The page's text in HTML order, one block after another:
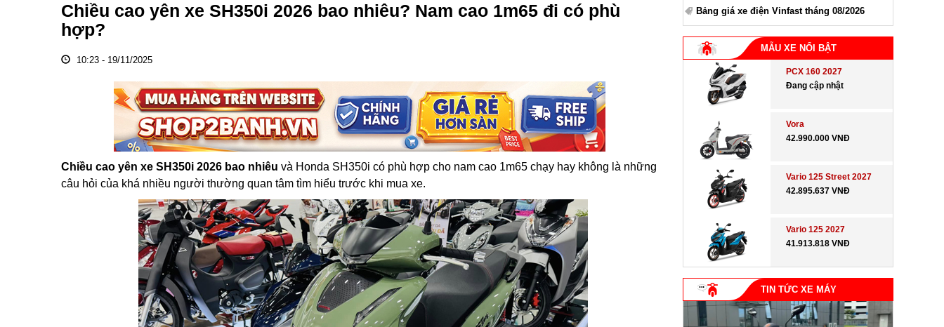
Chiều cao yên xe SH350i 2026 bao nhiêu? Nam cao 1m65 đi có phù
hợp?
10:23 - 19/11/2025
Chiều cao yên xe SH350i 2026 bao nhiêu và Honda SH350i có phù hợp cho nam cao 1m65 chạy hay không là những
câu hỏi của khá nhiều người thường quan tâm tìm hiểu trước khi mua xe.
Bảng giá xe điện Vinfast tháng 08/2026
MẪU XE NỔI BẬT
PCX 160 2027
Đang cập nhật
Vora
42.990.000 VNĐ
Vario 125 Street 2027
42.895.637 VNĐ
Vario 125 2027
41.913.818 VNĐ
TIN TỨC XE MÁY